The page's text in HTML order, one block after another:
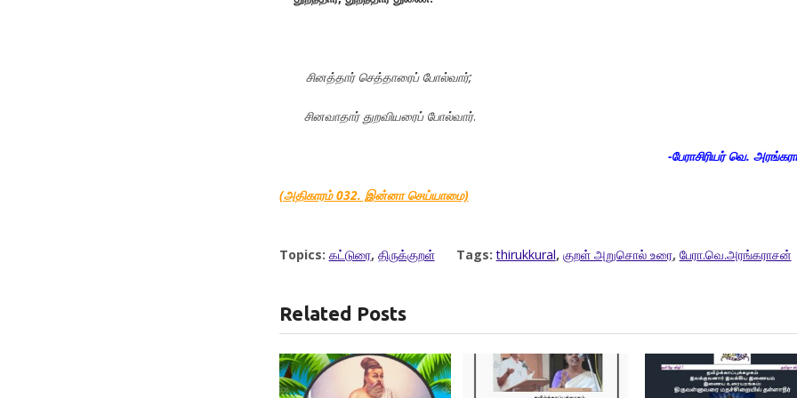
சினத்தார் செத்தாரைப் போல்வார்;
சினவாதார் துறவியரைப் போல்வார்.
-பேராசிரியர் வெ.
(அதிகாரம் 032. இன்னா செய்யாமை)
Topics: கட்டுரை, திருக்குறள் Tags:thirukkural, குறள் அறுசொல் உரை, பேரா.வெ.அரங்கராசன்
Related Posts